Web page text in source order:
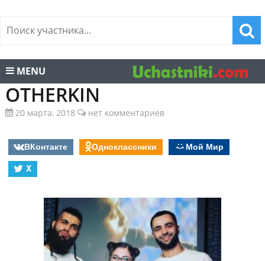
MENU
OTHERKIN
20 марта, 2018 нет комментариев
ВКонтакте Одноклассники
Мой Мир
X